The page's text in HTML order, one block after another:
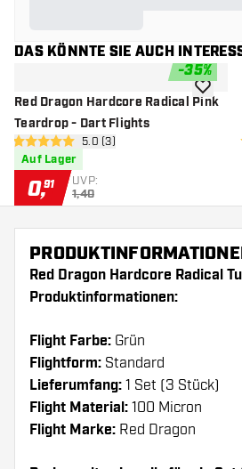
DAS KÖNNTE SIE AUCH
-35%
Red Dragon Hardcore Radical Pink
Teardrop - Dart Flights
Bewertungsbereich öffnen
5 Bewertungssterne
5.0 (3)
Auf Lager
0,91 UVP:
1,40
Zur
Red Dragon Hardcore Radical
Produktinformationen:
Flight Farbe: Grün
Flightform: Standard
Lieferumfang: 1 Set (3 Stück)
Flight Material: 100 Micron
Flight Marke: Red Dragon